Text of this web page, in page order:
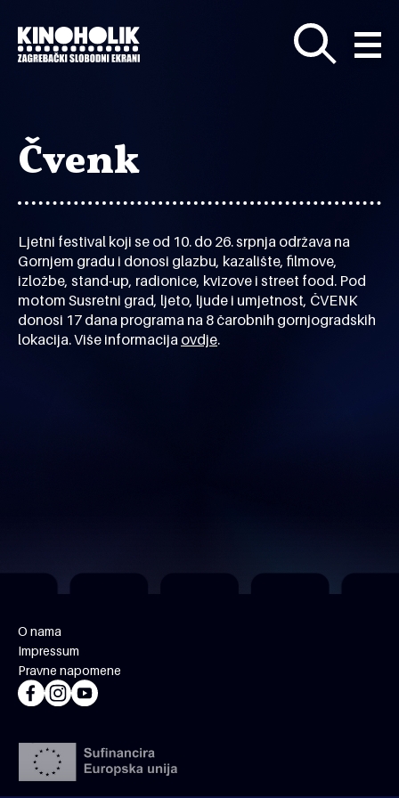
glavni
sadržaj
Čvenk
Ljetni festival koji se od 10. do 26. srpnja održava na
Gornjem gradu i donosi glazbu, kazalište, filmove,
izložbe, stand-up, radionice, kvizove i street food. Pod
motom Susretni grad, ljeto, ljude i umjetnost, ČVENK
donosi 17 dana programa na 8 čarobnih gornjogradskih
lokacija. Više informacija ovdje.
O nama
Impressum
Pravne napomene